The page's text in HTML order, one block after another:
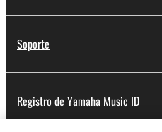
Soporte
Registro de Yamaha Music ID